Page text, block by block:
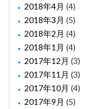
2018年4月 (4)
2018年3月 (5)
2018年2月 (4)
2018年1月 (4)
2017年12月 (3)
2017年11月 (3)
2017年10月 (4)
2017年9月 (5)